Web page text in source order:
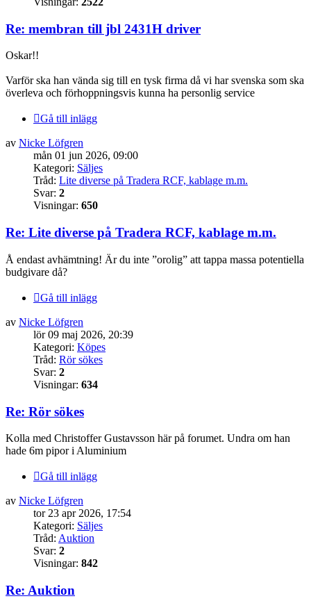
Re: membran till jbl 2431H driver
Oskar!!
Varför ska han vända sig till en tysk firma då vi har svenska som ska
överleva och förhoppningsvis kunna ha personlig service
Gå till inlägg
av Nicke Löfgren
mån 01 jun 2026, 09:00
Kategori: Säljes
Tråd: Lite diverse på Tradera RCF, kablage m.m.
Svar: 2
Visningar: 650
Re: Lite diverse på Tradera RCF, kablage m.m.
Å endast avhämtning! Är du inte ”orolig” att tappa massa potentiella
budgivare då?
Gå till inlägg
av Nicke Löfgren
lör 09 maj 2026, 20:39
Kategori: Köpes
Tråd: Rör sökes
Svar: 2
Visningar: 634
Re: Rör sökes
Kolla med Christoffer Gustavsson här på forumet. Undra om han
hade 6m pipor i Aluminium
Gå till inlägg
av Nicke Löfgren
tor 23 apr 2026, 17:54
Kategori: Säljes
Tråd: Auktion
Svar: 2
Visningar: 842
Re: Auktion